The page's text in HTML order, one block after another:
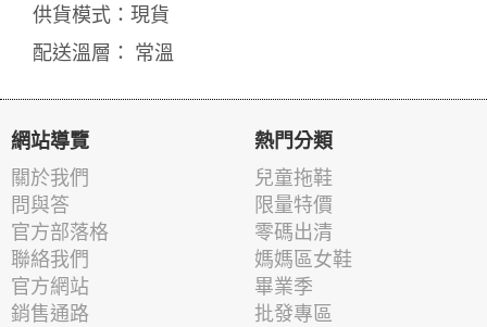
供貨模式：現貨
配送溫層： 常溫
網站導覽
關於我們
問與答
官方部落格
聯絡我們
官方網站
銷售通路
熱門分類
兒童拖鞋
限量特價
零碼出清
媽媽區女鞋
畢業季
批發專區